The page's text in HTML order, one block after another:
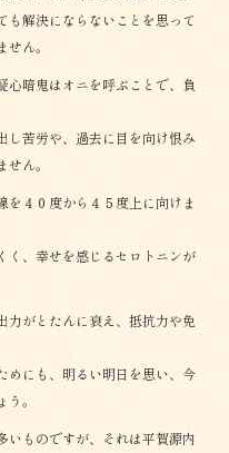
も解決にならないことを思って
ん。
心暗鬼はオニを呼ぶことで、負
し苦労や、過去に目を向け恨み
ん。
を４０度から４５度上に向けま
く、幸せを感じるセロトニンが
力がとたんに衰え、抵抗力や免
めにも、明るい明日を思い、今
。
いものですが、それは平賀源内